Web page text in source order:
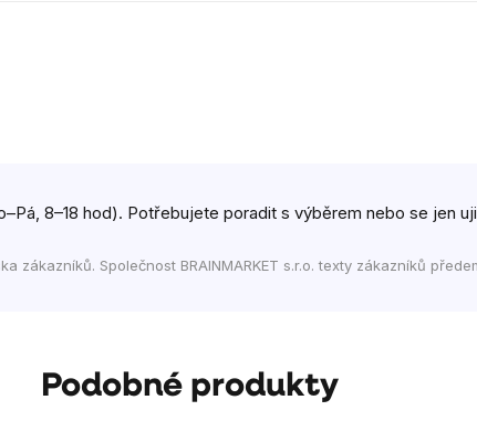
8–18 hod). Potřebujete poradit s výběrem nebo se jen
Společnost BRAINMARKET s.r.o. texty zákazníků
Podobné produkty